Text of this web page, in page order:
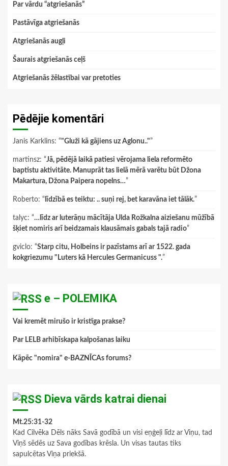
Par vārdu “atgriešanās”
Pastāvīga atgriešanās
Atgriešanās augļi
Šaurais atgriešanās ceļš
Atgriešanās žēlastībai var pretoties
Pēdējie komentāri
Janis Karklins: “"Gluži kā gājiens uz Aglonu.."”
martinsz: “Jā, pēdējā laikā patiesi vērojama liela reformēto
baptistu aktivitāte. Manuprāt tas lielā mērā varētu būt Džona
Makartura, Džona Paipera nopelns…”
Roberto: “ līdzībā es teiktu: .. suņi rej, bet karavāna iet tālāk.”
talyc: “…līdz ar luterāņu mācītāja Ulda Rožkalna aiziešanu mūžībā
šķiet nomiris arī beidzamais klausāmais gabals tajā radio”
gviclo: “Starp citu, Holbeins ir pazīstams arī ar 1522. gada
kokgriezumu "Luters kā Hercules Germanicuss ".”
e – POLEMIKA
Vai kremēt mirušo ir kristīga prakse?
Par LELB arhibīskapa kalpošanas laiku
Kāpēc "nomira" e-BAZNĪCAs forums?
Dieva vārds katrai dienai
Mt.25:31-32
Kad Cilvēka Dēls nāks Savā godībā un visi eņģeļi līdz ar Viņu, tad
Viņš sēdēs uz Sava godības krēsla. Un visas tautas tiks
sapulcētas Viņa priekšā.